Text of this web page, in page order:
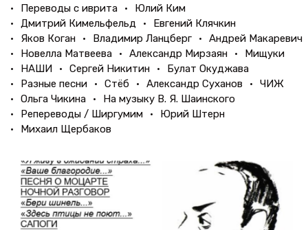
Переводы с иврита
Юлий Ким
Дмитрий Кимельфельд
Евгений Клячкин
Яков Коган
Владимир Ланцберг
Андрей Макаревич
Новелла Матвеева
Александр Мирзаян
Мищуки
НАШИ
Сергей Никитин
Булат Окуджава
Разные песни
Стёб Александр Суханов
ЧИЖ
Ольга Чикина
На музыку В. Я. Шаинского
Репереводы / Ширгумим
Юрий Штерн
Михаил Щербаков